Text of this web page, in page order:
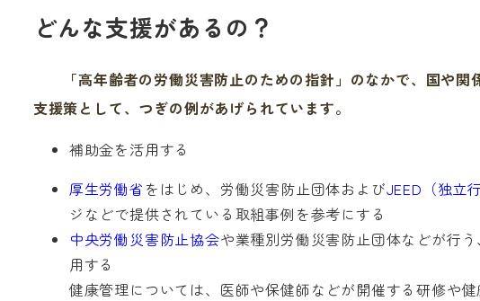
どんな支援があるの？
「高年齢者の労働災害防止のための指針」のなかで、国や関
支援策として、つぎの例があげられています。
補助金を活用する
厚生労働省をはじめ、労働災害防止団体およびJEED（独立
ジなどで提供されている取組事例を参考にする
中央労働災害防止協会や業種別労働災害防止団体などが行
用する
健康管理については、医師や保健師などが開催する研修や健